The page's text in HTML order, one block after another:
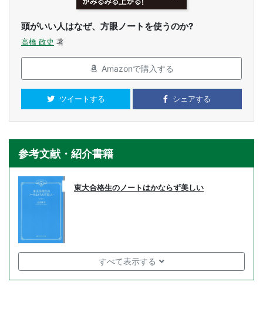
頭がいい人はなぜ、方眼ノートを使うのか?
高橋 政史 著
Amazonで購入する
ツイートする シェアする
参考文献・紹介書籍
東大合格生のノートはかならず美しい